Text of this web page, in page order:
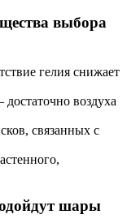
гелия снижает
воздуха
связанных с
шары